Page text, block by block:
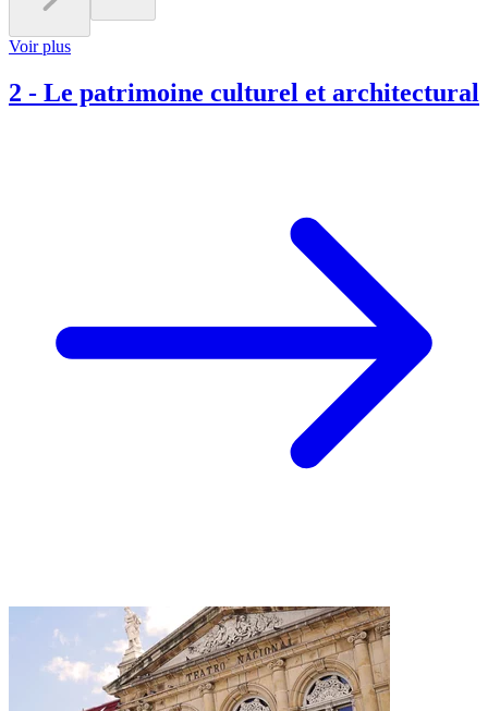
Voir plus
2 - Le patrimoine culturel et architectural